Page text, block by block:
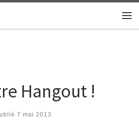
Hangout !
7 mai 2013